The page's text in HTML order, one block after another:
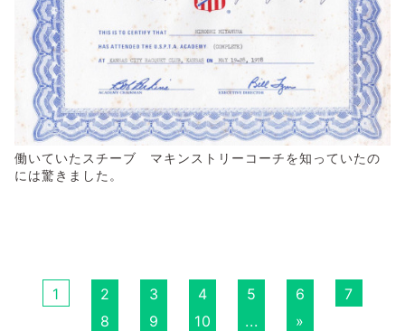
働いていたスチーブ マキンストリーコーチを知っていたの
には驚きました。
1 2 3 4 5 6
7
8
9 10 ... »